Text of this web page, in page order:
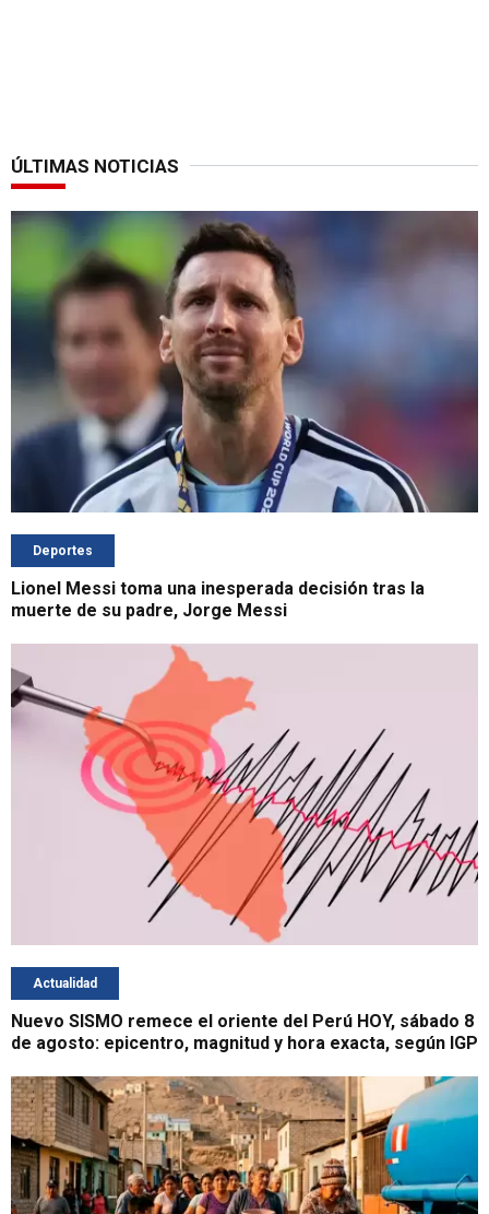
ÚLTIMAS NOTICIAS
Deportes
Lionel Messi toma una inesperada decisión tras la
muerte de su padre, Jorge Messi
Actualidad
Nuevo SISMO remece el oriente del Perú HOY, sábado 8
de agosto: epicentro, magnitud y hora exacta, según IGP